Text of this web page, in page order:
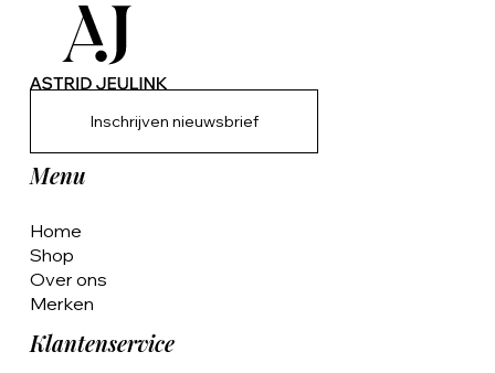
Inschrijven nieuwsbrief
Menu
Home
Shop
Over ons
Merken
Klantenservice